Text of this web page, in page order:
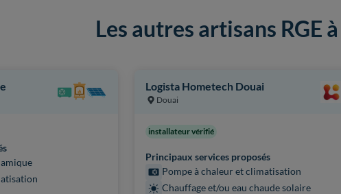
Les autres artisans RGE
Logista Hometech Douai
Douai
installateur vérifié
Principaux services proposés
Pompe à chaleur et climatisation
Chauffage et/ou eau chaude solaire